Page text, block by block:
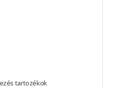
tartozékok